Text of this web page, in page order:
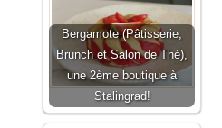
Bergamote (Pâtisserie,
Brunch et Salon de Thé),
une 2ème boutique à
Stalingrad!